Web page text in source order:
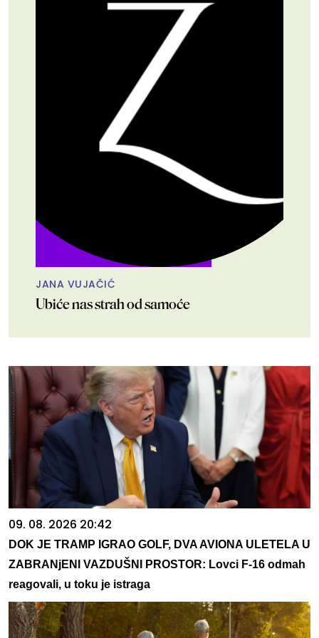
JANA VUJAČIĆ
Ubiće nas strah od samoće
09. 08. 2026 20:42
DOK JE TRAMP IGRAO GOLF, DVA AVIONA ULETELA U
ZABRANjENI VAZDUŠNI PROSTOR: Lovci F-16 odmah
reagovali, u toku je istraga